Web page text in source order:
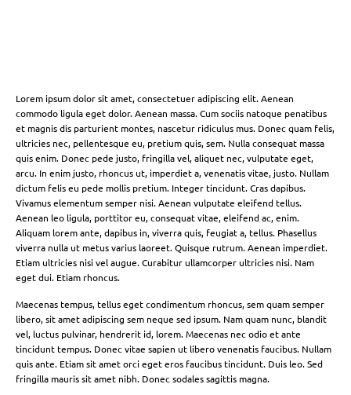
Lorem ipsum dolor sit amet, consectetuer adipiscing elit. Aenean
commodo ligula eget dolor. Aenean massa. Cum sociis natoque penatibus
et magnis dis parturient montes, nascetur ridiculus mus. Donec quam felis,
ultricies nec, pellentesque eu, pretium quis, sem. Nulla consequat massa
quis enim. Donec pede justo, fringilla vel, aliquet nec, vulputate eget,
arcu. In enim justo, rhoncus ut, imperdiet a, venenatis vitae, justo. Nullam
dictum felis eu pede mollis pretium. Integer tincidunt. Cras dapibus.
Vivamus elementum semper nisi. Aenean vulputate eleifend tellus.
Aenean leo ligula, porttitor eu, consequat vitae, eleifend ac, enim.
Aliquam lorem ante, dapibus in, viverra quis, feugiat a, tellus. Phasellus
viverra nulla ut metus varius laoreet. Quisque rutrum. Aenean imperdiet.
Etiam ultricies nisi vel augue. Curabitur ullamcorper ultricies nisi. Nam
eget dui. Etiam rhoncus.
Maecenas tempus, tellus eget condimentum rhoncus, sem quam semper
libero, sit amet adipiscing sem neque sed ipsum. Nam quam nunc, blandit
vel, luctus pulvinar, hendrerit id, lorem. Maecenas nec odio et ante
tincidunt tempus. Donec vitae sapien ut libero venenatis faucibus. Nullam
quis ante. Etiam sit amet orci eget eros faucibus tincidunt. Duis leo. Sed
fringilla mauris sit amet nibh. Donec sodales sagittis magna.